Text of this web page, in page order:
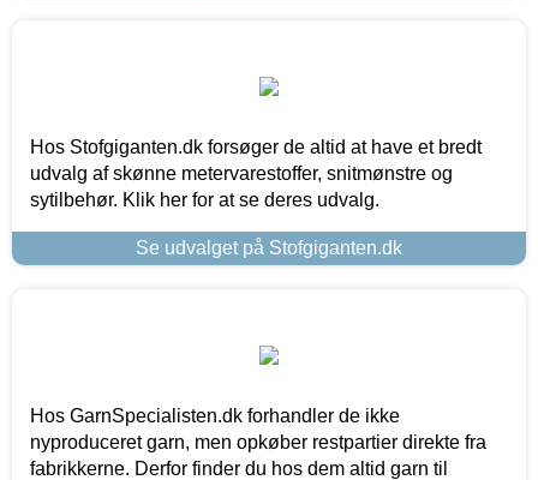
Hos Stofgiganten.dk forsøger de altid at have et bredt
udvalg af skønne metervarestoffer, snitmønstre og
sytilbehør. Klik her for at se deres udvalg.
Se udvalget på Stofgiganten.dk
Hos GarnSpecialisten.dk forhandler de ikke
nyproduceret garn, men opkøber restpartier direkte fra
fabrikkerne. Derfor finder du hos dem altid garn til